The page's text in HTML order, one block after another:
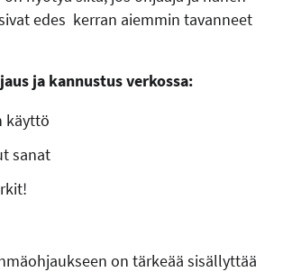
edes kerran aiemmin tavanneet
ja kannustus verkossa:
käyttö
sanat
on tärkeää sisällyttää